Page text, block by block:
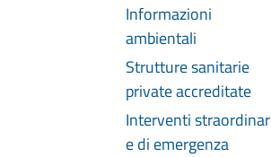
Informazioni
ambientali
Strutture sanitarie
private accreditate
Interventi
e di emergenza